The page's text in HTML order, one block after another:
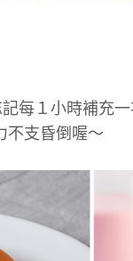
每１小時補充
不支昏倒喔～